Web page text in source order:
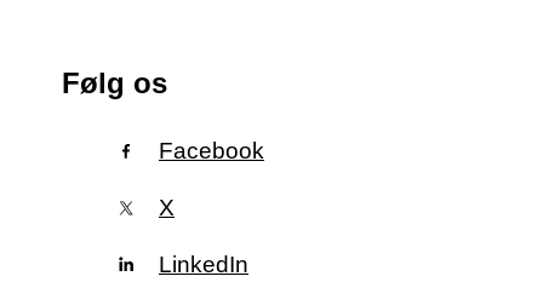
Følg os
Facebook
X
LinkedIn